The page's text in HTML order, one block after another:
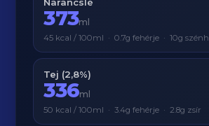
373ml
45 kcal / 100ml · 0.7g fehérje · 10g
Tej (2,8%)
336ml
50 kcal / 100ml · 3.4g fehérje · 2.8g zsír